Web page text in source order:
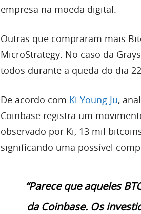
empresa na moeda digital.
Outras que compraram mais
MicroStrategy. No caso da
todos durante a queda do dia
De acordo com Ki Young Ju,
Coinbase registra um
observado por Ki, 13 mil
significando uma possível
“Parece que aqueles
da Coinbase. Os